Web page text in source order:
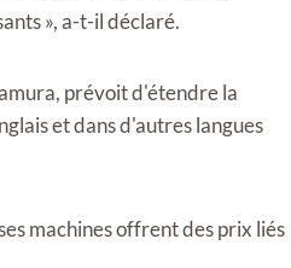
», a-t-il déclaré.
prévoit d'étendre la
et dans d'autres langues
machines offrent des prix liés